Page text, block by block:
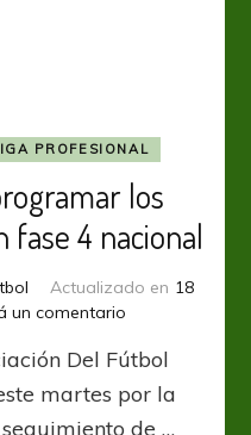
PROFESIONAL
los
4 nacional
Actualizado en 18
un comentarioen
pretende
programar
Del Fútbol
martes por la
de …